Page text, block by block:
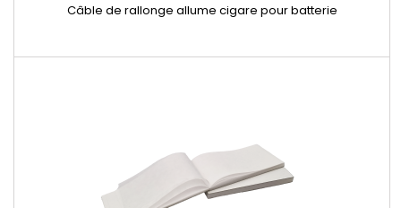
Câble de rallonge allume cigare pour batterie